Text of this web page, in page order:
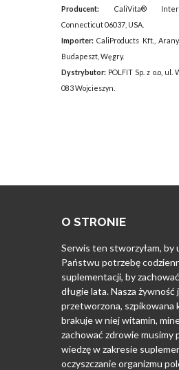
Producent: CaliVita®
Connecticut 06037, USA.
Importer: CaliProducts Kft.,
Budapeszt, Węgry.
Dystrybutor: POLFIT Sp. z o.o, ul.
083 Wojcieszyn.
O STRONIE
Serwis ten stworzyłam, by
Państwu potrzebę
suplementacji, by
długie lata. Nasza
przetworzona, szpikowana
brakuje w niej witamin,
zachować zdrowie musimy
wiedzę w zakresie
oczyszczanie organizmu